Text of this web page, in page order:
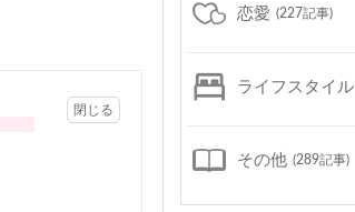
恋愛 (227記事)
ライフスタイル
その他 (289記事)